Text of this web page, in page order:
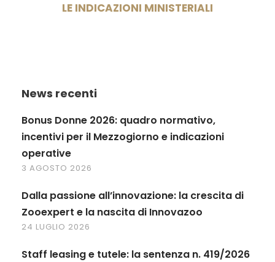
LE INDICAZIONI MINISTERIALI
News recenti
Bonus Donne 2026: quadro normativo,
incentivi per il Mezzogiorno e indicazioni
operative
3 AGOSTO 2026
Dalla passione all’innovazione: la crescita di
Zooexpert e la nascita di Innovazoo
24 LUGLIO 2026
Staff leasing e tutele: la sentenza n. 419/2026